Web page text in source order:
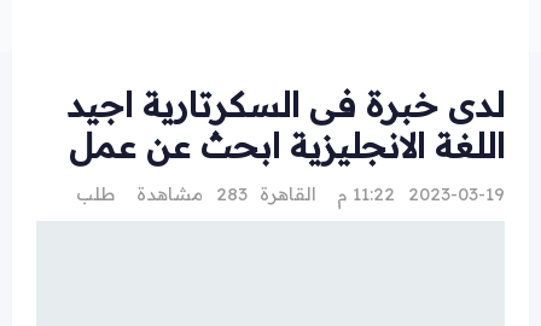
لدى خبرة فى السكرتارية اجيد
اللغة الانجليزية ابحث عن عمل
2023-03-19 11:22 م القاهرة 283 مشاهدة طلب